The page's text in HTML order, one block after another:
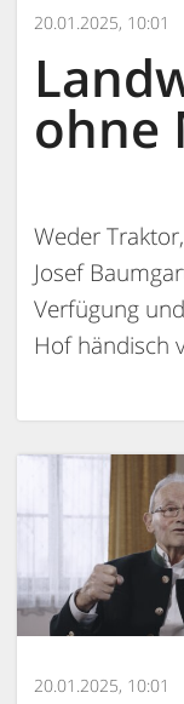
20.01.2025, 10:01
ohne
Weder
Josef
Verfügung
Hof händisch
20.01.2025, 10:01